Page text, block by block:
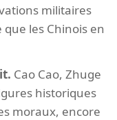
militaires
que les Chinois en
Cao Cao, Zhuge
historiques
moraux, encore